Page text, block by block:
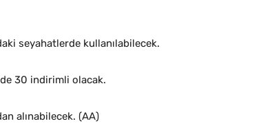
seyahatlerde kullanılabilecek.
30 indirimli olacak.
alınabilecek. (AA)